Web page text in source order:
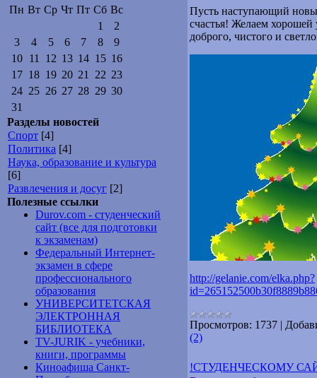
Пн Вт Ср Чт Пт Сб Вс
1
2
3
4 5 6 7 8
9
10
11 12 13 14 15 16
17 18 19 20 21 22 23
24 25 26 27 28 29 30
31
Разделы новостей
Спорт [4]
Политика [4]
Наука, образование и культура
[6]
Развлечения и досуг [2]
Полезные ссылки
Durov.com - студенческий
сайт (все для подготовки
к экзаменам)
Федеральный Интернет-
экзамен в сфере
профессионального
образования
УНИВЕРСИТЕТСКАЯ
ЭЛЕКТРОННАЯ
БИБЛИОТЕКА
TV-JURIK - учебники,
книги, программы
Киноафиша Санкт-
Пусть наступающий
счастья! Желаем
доброго, чистого и
http://gelanie.com/elka.php?
Просмотров: 1737 |
(2)
!СТУДЕНЧЕСКОМУ